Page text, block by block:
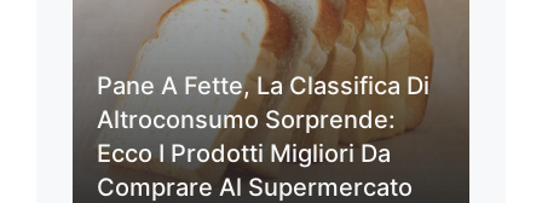
Pane A Fette, La Classifica Di
Altroconsumo Sorprende:
Ecco I Prodotti Migliori Da
Comprare Al Supermercato